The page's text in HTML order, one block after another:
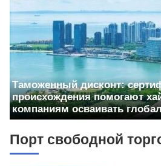
Таможенный дисконт:
происхождения помогают
компаниям осваивать
Порт свободной